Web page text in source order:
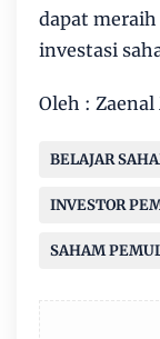
dapat
investasi
Oleh : Zaenal
BELAJAR
INVESTOR
SAHAM